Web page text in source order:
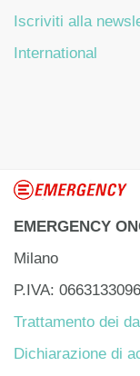
Iscriviti alla
International
EMERGENCY
Milano
P.IVA:
Trattamento dei
Dichiarazione di